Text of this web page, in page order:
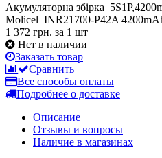
Акумуляторна збірка
Molicel INR21700-P42A
1 372 грн. за 1 шт
Нет в наличии
Заказать товар
Сравнить
Все способы оплаты
Подробнее о доставке
Описание
Отзывы и вопросы
Наличие в магазинах